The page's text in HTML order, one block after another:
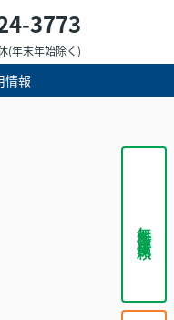
3773
(年末年始除く)
情報
無料査定依頼